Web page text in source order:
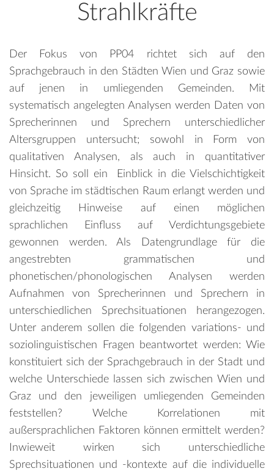
Strahlkräfte
Der Fokus von PP04 richtet sich auf den
Sprachgebrauch in den Städten Wien und Graz sowie
auf jenen in umliegenden Gemeinden. Mit
systematisch angelegten Analysen werden Daten von
Sprecherinnen und Sprechern unterschiedlicher
Altersgruppen untersucht; sowohl in Form von
qualitativen Analysen, als auch in quantitativer
Hinsicht. So soll ein Einblick in die Vielschichtigkeit
von Sprache im städtischen Raum erlangt werden und
gleichzeitig Hinweise auf einen möglichen
sprachlichen Einfluss auf Verdichtungsgebiete
gewonnen werden. Als Datengrundlage für die
angestrebten grammatischen und
phonetischen/phonologischen Analysen werden
Aufnahmen von Sprecherinnen und Sprechern in
unterschiedlichen Sprechsituationen herangezogen.
Unter anderem sollen die folgenden variations- und
soziolinguistischen Fragen beantwortet werden: Wie
konstituiert sich der Sprachgebrauch in der Stadt und
welche Unterschiede lassen sich zwischen Wien und
Graz und den jeweiligen umliegenden Gemeinden
feststellen? Welche Korrelationen mit
außersprachlichen Faktoren können ermittelt werden?
Inwieweit wirken sich unterschiedliche
Sprechsituationen und -kontexte auf die individuelle